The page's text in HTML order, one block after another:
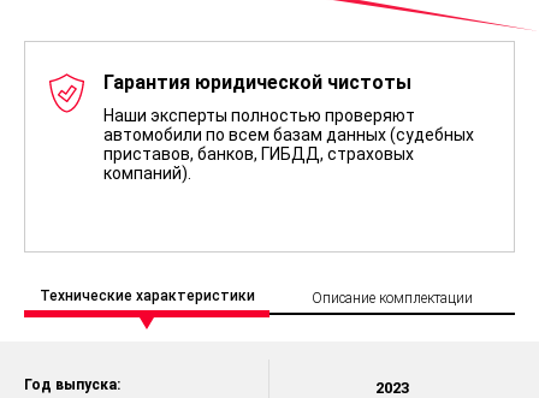
Гарантия юридической чистоты
Наши эксперты полностью проверяют
автомобили по всем базам данных (судебных
приставов, банков, ГИБДД, страховых
компаний).
Технические характеристики Описание комплектации
Год выпуска: 2023